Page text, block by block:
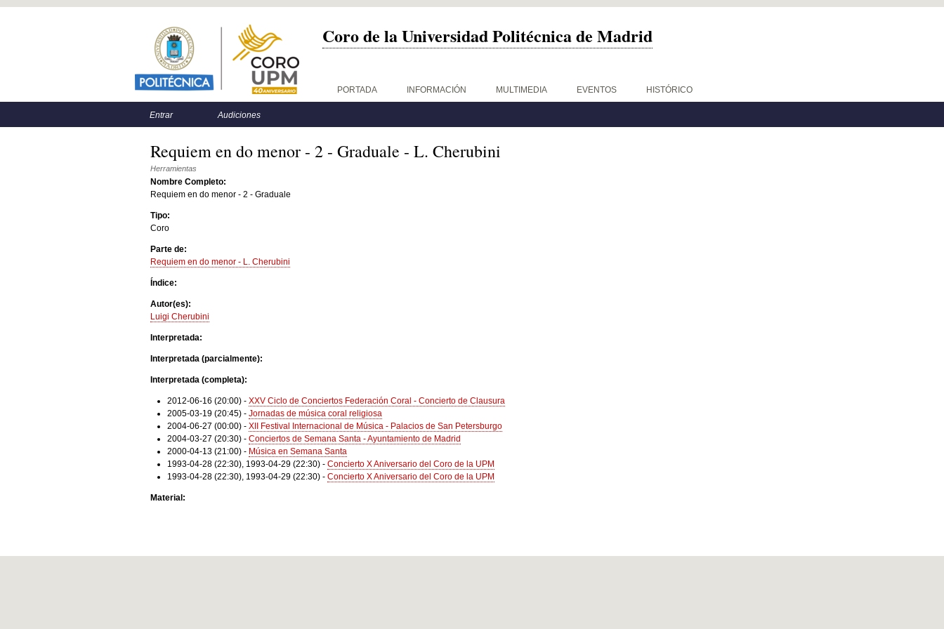
Coro de la Universidad Politécnica de Madrid
PORTADA INFORMACIÓN MULTIMEDIA EVENTOS HISTÓRICO
Entrar Audiciones
Requiem en do menor - 2 - Graduale - L. Cherubini
Herramientas
Nombre Completo:
Requiem en do menor - 2 - Graduale
Tipo:
Coro
Parte de:
Requiem en do menor - L. Cherubini
Índice:
Autor(es):
Luigi Cherubini
Interpretada:
Interpretada (parcialmente):
Interpretada (completa):
2012-06-16 (20:00) - XXV Ciclo de Conciertos Federación Coral - Concierto de Clausura
2005-03-19 (20:45) - Jornadas de música coral religiosa
2004-06-27 (00:00) - XII Festival Internacional de Música - Palacios de San Petersburgo
2004-03-27 (20:30) - Conciertos de Semana Santa - Ayuntamiento de Madrid
2000-04-13 (21:00) - Música en Semana Santa
1993-04-28 (22:30), 1993-04-29 (22:30) - Concierto X Aniversario del Coro de la UPM
1993-04-28 (22:30), 1993-04-29 (22:30) - Concierto X Aniversario del Coro de la UPM
Material: